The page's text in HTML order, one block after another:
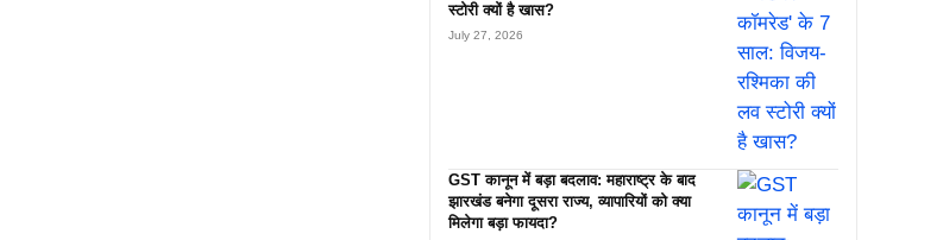
स्टोरी क्यों है खास?
July 27, 2026
GST कानून में बड़ा बदलाव: महाराष्ट्र के बाद
झारखंड बनेगा दूसरा राज्य, व्यापारियों को क्या
मिलेगा बड़ा फायदा?